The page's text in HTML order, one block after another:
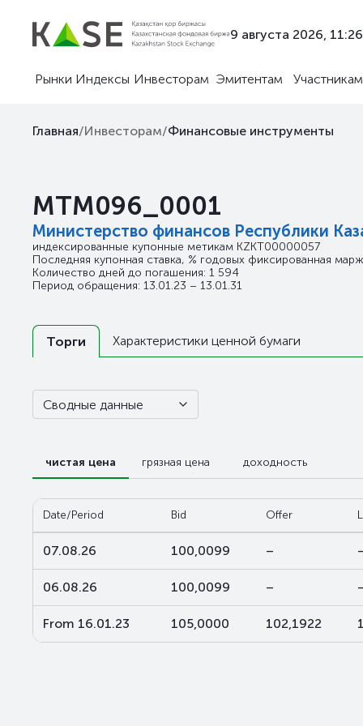
9 августа 2026, 11:26
Рынки Индексы Инвесторам Эмитентам
Главная/Инвесторам/Финансовые инструменты
MTM096_0001
Министерство финансов Республики
индексированные купонные метикам KZKT00000057
Последняя купонная ставка, % годовых фиксированная
Количество дней до погашения: 1 594
Период обращения: 13.01.23 – 13.01.31
Торги Характеристики ценной бумаги
Сводные данные
чистая цена грязная цена доходность
Date/Period Bid Offer
07.08.26 100,0099 –
06.08.26 100,0099 –
From 16.01.23 105,0000 102,1922